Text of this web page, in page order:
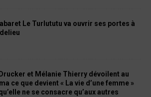
Le Turlututu va ouvrir ses portes à
et Mélanie Thierry dévoilent au
ce que devient « La vie d’une femme »
ne se consacre qu’aux autres